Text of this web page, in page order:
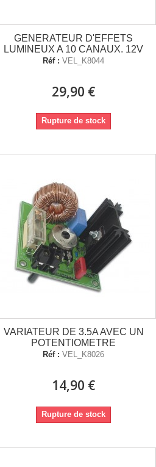
GENERATEUR D'EFFETS
LUMINEUX A 10 CANAUX. 12V
Réf : VEL_K8044
29,90 €
Rupture de stock
VARIATEUR DE 3.5A AVEC UN
POTENTIOMETRE
Réf : VEL_K8026
14,90 €
Rupture de stock